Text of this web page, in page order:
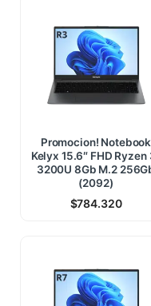
Promocion! Notebook
Kelyx 15.6″ FHD Ryzen
3200U 8Gb M.2
(2092)
$784.320